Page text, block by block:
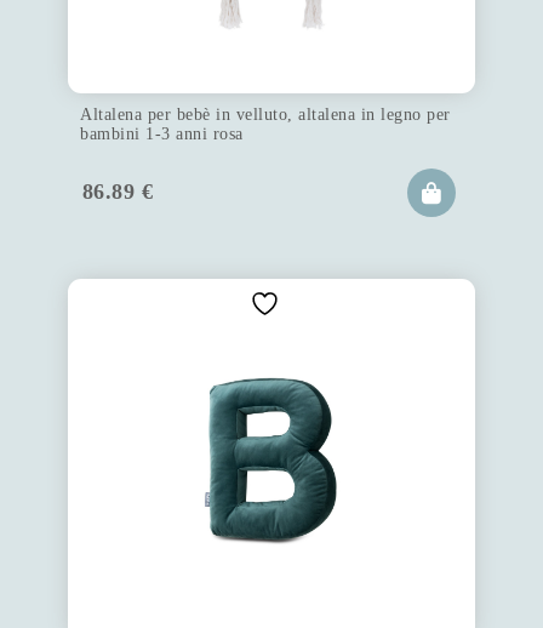
Altalena per bebè in velluto, altalena in legno per
bambini 1-3 anni rosa
86.89 €